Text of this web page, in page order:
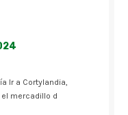
Ir a Cortylandia,
mercadillo d